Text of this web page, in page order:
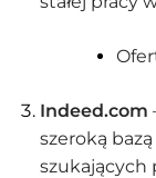
Indeed.com
szeroką
szukających